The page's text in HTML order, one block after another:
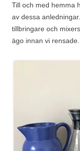
Till och med hemma
av dessa
tillbringare och
ägo innan vi rensade.